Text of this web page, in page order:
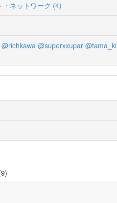
・ネットワーク (4)
@richkawa @superxxupar